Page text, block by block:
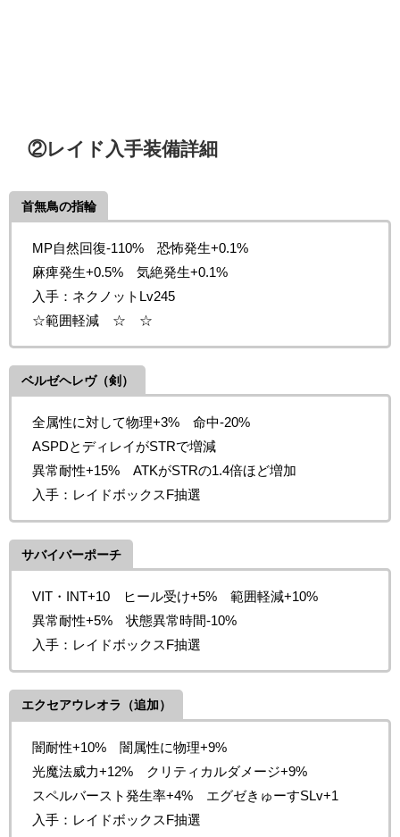
②レイド入手装備詳細
首無鳥の指輪
MP自然回復-110% 恐怖発生+0.1%
麻痺発生+0.5% 気絶発生+0.1%
入手：ネクノットLv245
☆範囲軽減 ☆ ☆
ベルゼヘレヴ（剣）
全属性に対して物理+3% 命中-20%
ASPDとディレイがSTRで増減
異常耐性+15% ATKがSTRの1.4倍ほど増加
入手：レイドボックスF抽選
サバイバーポーチ
VIT・INT+10 ヒール受け+5% 範囲軽減+10%
異常耐性+5% 状態異常時間-10%
入手：レイドボックスF抽選
エクセアウレオラ（追加）
闇耐性+10% 闇属性に物理+9%
光魔法威力+12% クリティカルダメージ+9%
スペルバースト発生率+4% エグゼきゅーすSLv+1
入手：レイドボックスF抽選